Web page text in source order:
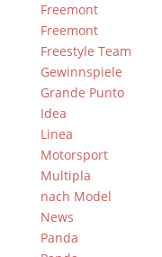
Freemont
Freemont
Freestyle Team
Gewinnspiele
Grande Punto
Idea
Linea
Motorsport
Multipla
nach Model
News
Panda